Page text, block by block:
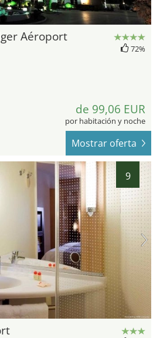
Aéroport
72%
de 99,06 EUR
por habitación y noche
Mostrar oferta
9